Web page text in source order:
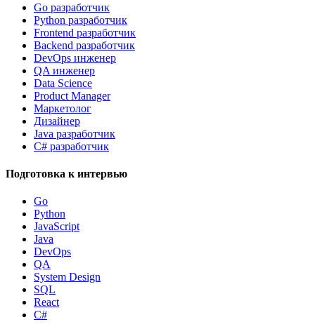
Go разработчик
Python разработчик
Frontend разработчик
Backend разработчик
DevOps инженер
QA инженер
Data Science
Product Manager
Маркетолог
Дизайнер
Java разработчик
C# разработчик
Подготовка к интервью
Go
Python
JavaScript
Java
DevOps
QA
System Design
SQL
React
C#